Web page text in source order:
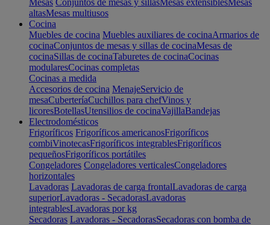
Mesas Conjuntos de mesas y sillasMesas extensiblesMesas
altasMesas multiusos
Cocina
Muebles de cocina Muebles auxiliares de cocinaArmarios de
cocinaConjuntos de mesas y sillas de cocinaMesas de
cocinaSillas de cocinaTaburetes de cocinaCocinas
modularesCocinas completas
Cocinas a medida
Accesorios de cocina MenajeServicio de
mesaCuberteríaCuchillos para chefVinos y
licoresBotellasUtensilios de cocinaVajillaBandejas
Electrodomésticos
Frigoríficos Frigoríficos americanosFrigoríficos
combiVinotecasFrigoríficos integrablesFrigoríficos
pequeñosFrigoríficos portátiles
Congeladores Congeladores verticalesCongeladores
horizontales
Lavadoras Lavadoras de carga frontalLavadoras de carga
superiorLavadoras - SecadorasLavadoras
integrablesLavadoras por kg
Secadoras Lavadoras - SecadorasSecadoras con bomba de